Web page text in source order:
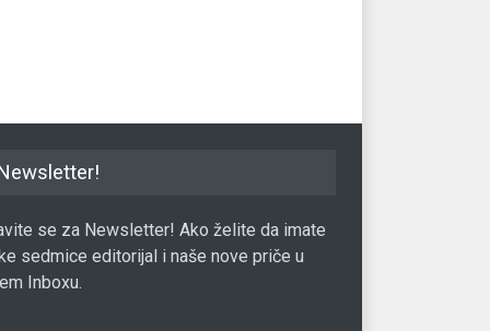
se za Newsletter! Ako želite da imate
sedmice editorijal i naše nove priče u
Inboxu.